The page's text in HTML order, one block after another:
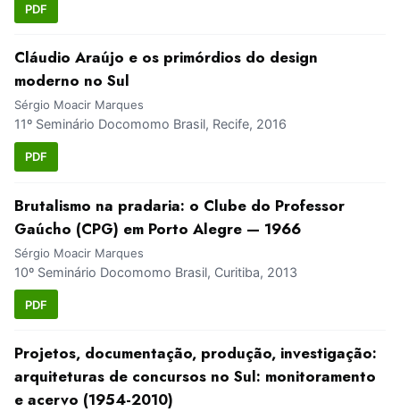
PDF
Cláudio Araújo e os primórdios do design
moderno no Sul
Sérgio Moacir Marques
11º Seminário Docomomo Brasil, Recife, 2016
PDF
Brutalismo na pradaria: o Clube do Professor
Gaúcho (CPG) em Porto Alegre — 1966
Sérgio Moacir Marques
10º Seminário Docomomo Brasil, Curitiba, 2013
PDF
Projetos, documentação, produção, investigação:
arquiteturas de concursos no Sul: monitoramento
e acervo (1954-2010)